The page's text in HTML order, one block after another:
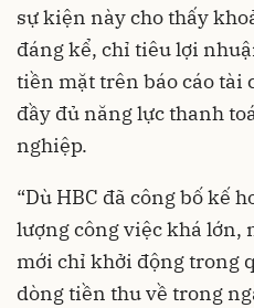
sự kiện này cho thấy
đáng kể, chỉ tiêu lợi
tiền mặt trên báo cáo tài
đầy đủ năng lực thanh
nghiệp.
“Dù HBC đã công bố kế
lượng công việc khá lớn,
mới chỉ khởi động trong
dòng tiền thu về trong